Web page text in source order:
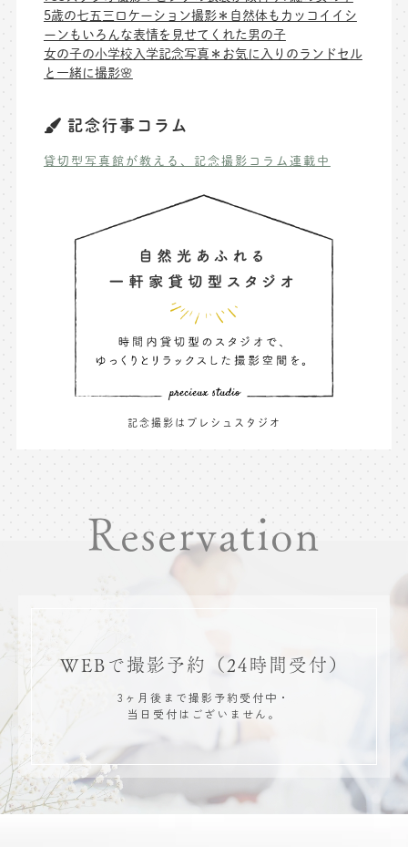
5歳の七五三ロケーション撮影＊自然体もカッコイイシ
ーンもいろんな表情を見せてくれた男の子
女の子の小学校入学記念写真＊お気に入りのランドセル
と一緒に撮影🌸
記念行事コラム
貸切型写真館が教える、記念撮影コラム連載中
記念撮影はプレシュスタジオ
Reservation
WEBで撮影予約 （24時間受付）
3ヶ月後まで撮影予約受付中・
当日受付はございません。